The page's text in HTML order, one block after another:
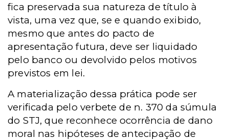
fica preservada sua natureza de título à
vista, uma vez que, se e quando exibido,
mesmo que antes do pacto de
apresentação futura, deve ser liquidado
pelo banco ou devolvido pelos motivos
previstos em lei.
A materialização dessa prática pode ser
verificada pelo verbete de n. 370 da súmula
do STJ, que reconhece ocorrência de dano
moral nas hipóteses de antecipação de